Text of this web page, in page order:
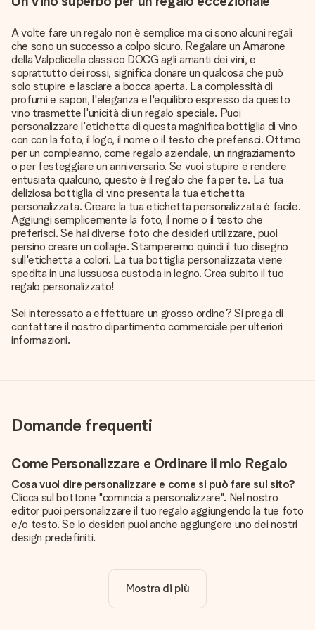
A volte fare un regalo non è semplice ma ci sono alcuni regali
che sono un successo a colpo sicuro. Regalare un Amarone
della Valpolicella classico DOCG agli amanti dei vini, e
soprattutto dei rossi, significa donare un qualcosa che può
solo stupire e lasciare a bocca aperta. La complessità di
profumi e sapori, l'eleganza e l'equilibro espresso da questo
vino trasmette l'unicità di un regalo speciale. Puoi
personalizzare l'etichetta di questa magnifica bottiglia di vino
con con la foto, il logo, il nome o il testo che preferisci. Ottimo
per un compleanno, come regalo aziendale, un ringraziamento
o per festeggiare un anniversario. Se vuoi stupire e rendere
entusiata qualcuno, questo è il regalo che fa per te. La tua
deliziosa bottiglia di vino presenta la tua etichetta
personalizzata. Creare la tua etichetta personalizzata è facile.
Aggiungi semplicemente la foto, il nome o il testo che
preferisci. Se hai diverse foto che desideri utilizzare, puoi
persino creare un collage. Stamperemo quindi il tuo disegno
sull'etichetta a colori. La tua bottiglia personalizzata viene
spedita in una lussuosa custodia in legno. Crea subito il tuo
regalo personalizzato!
Sei interessato a effettuare un grosso ordine? Si prega di
contattare il nostro dipartimento commerciale per ulteriori
informazioni.
Domande frequenti
Come Personalizzare e Ordinare il mio Regalo
Cosa vuol dire personalizzare e come si può fare sul sito?
Clicca sul bottone "comincia a personalizzare". Nel nostro
editor puoi personalizzare il tuo regalo aggiungendo la tue foto
e/o testo. Se lo desideri puoi anche aggiungere uno dei nostri
design predefiniti.
Certo! Il prezzo mostrato include sempre la personalizzazione
Mostra di più